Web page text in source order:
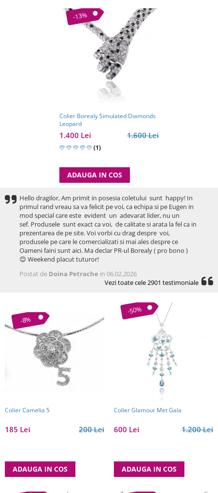
-13%
Colier Borealy Simulated Diamonds
Leopard
1.600 Lei
1.400 Lei
(1)
ADAUGA IN COS
Hello dragilor, Am primit in posesia coletului sunt happy! In
primul rand vreau sa va felicit pe voi, ca echipa si pe Eugen in
mod special care este evident un adevarat lider, nu un
sef. Produsele sunt exact ca voi, de calitate si arata la fel ca in
prezentarea de pe site. Voi vorbi cu drag despre voi,
produsele pe care le comercializati si mai ales despre ce
Oameni faini sunt aici. Ma declar PR-ul Borealy ( pro bono )
😊 Weekend placut tuturor!
Postat de Doina Petrache in 06.02.2026
Vezi toate cele 2901 testimoniale
-8%
Colier Camelia 5
200 Lei
185 Lei
ADAUGA IN COS
-50%
Colier Glamour Met Gala
1.200 Lei
600 Lei
ADAUGA IN COS